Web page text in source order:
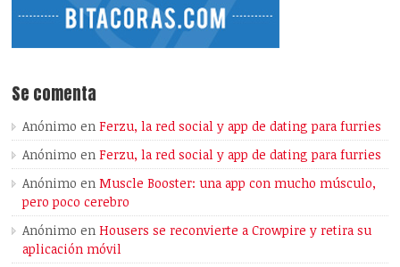
Se comenta
Anónimo enFerzu, la red social y app de dating para furries
Anónimo enFerzu, la red social y app de dating para furries
Anónimo enMuscle Booster: una app con mucho músculo,
pero poco cerebro
Anónimo enHousers se reconvierte a Crowpire y retira su
aplicación móvil